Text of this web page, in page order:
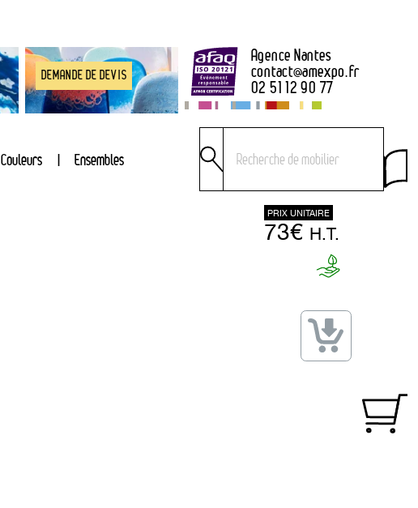
DEMANDE DE DEVIS
Agence Nantes
contact@amexpo.fr
02 51 12 90 77
Couleurs Ensembles
PRIX UNITAIRE
73€ H.T.